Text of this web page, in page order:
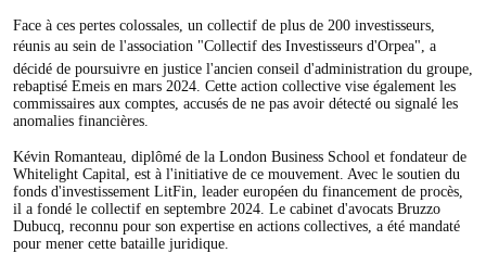
Face à ces pertes colossales, un collectif de plus de 200 investisseurs,
réunis au sein de l'association "Collectif des Investisseurs d'Orpea", a
décidé de poursuivre en justice l'ancien conseil d'administration du groupe,
rebaptisé Emeis en mars 2024. Cette action collective vise également les
commissaires aux comptes, accusés de ne pas avoir détecté ou signalé les
anomalies financières.
Kévin Romanteau, diplômé de la London Business School et fondateur de
Whitelight Capital, est à l'initiative de ce mouvement. Avec le soutien du
fonds d'investissement LitFin, leader européen du financement de procès,
il a fondé le collectif en septembre 2024. Le cabinet d'avocats Bruzzo
Dubucq, reconnu pour son expertise en actions collectives, a été mandaté
pour mener cette bataille juridique.